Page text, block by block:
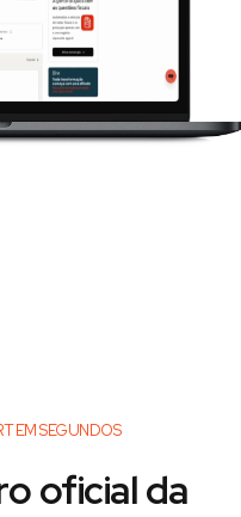
EM SEGUNDOS
oficial da